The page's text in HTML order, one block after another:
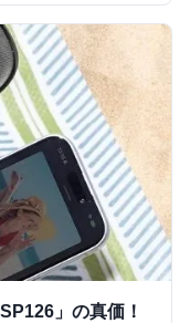
」の真価！